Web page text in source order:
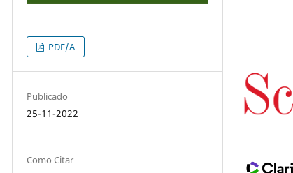
PDF/A
Publicado
25-11-2022
Como Citar